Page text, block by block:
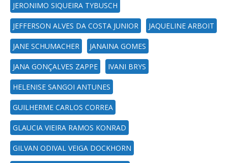
JERONIMO SIQUEIRA TYBUSCH
JEFFERSON ALVES DA COSTA JUNIOR JAQUELINE ARBOIT
JANE SCHUMACHER JANAINA GOMES
JANA GONÇALVES ZAPPE IVANI BRYS
HELENISE SANGOI ANTUNES
GUILHERME CARLOS CORREA
GLAUCIA VIEIRA RAMOS KONRAD
GILVAN ODIVAL VEIGA DOCKHORN